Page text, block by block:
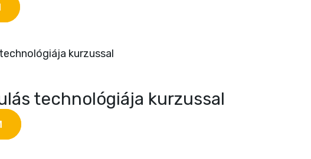
technológiája kurzussal